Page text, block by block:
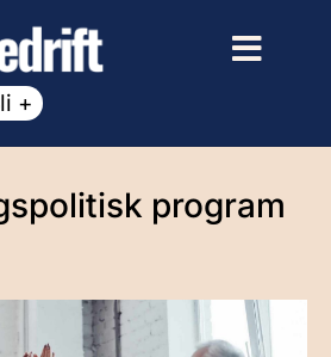
+
program